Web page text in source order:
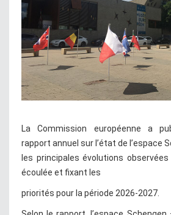
La Commission européenne a
rapport annuel sur l’état de l’espace
les principales évolutions observées
écoulée et fixant les
priorités pour la période 2026-2027.